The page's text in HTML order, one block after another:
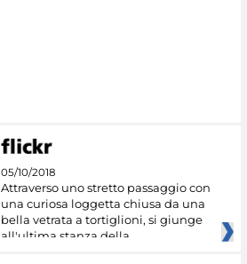
05/10/2018
Attraverso uno stretto passaggio con
una curiosa loggetta chiusa da una
bella vetrata a tortiglioni, si giunge
all'ultima stanza della